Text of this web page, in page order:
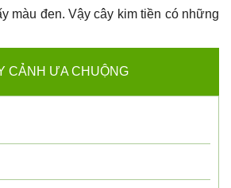
màu đen. Vậy cây kim tiền có những
CẢNH ƯA CHUỘNG